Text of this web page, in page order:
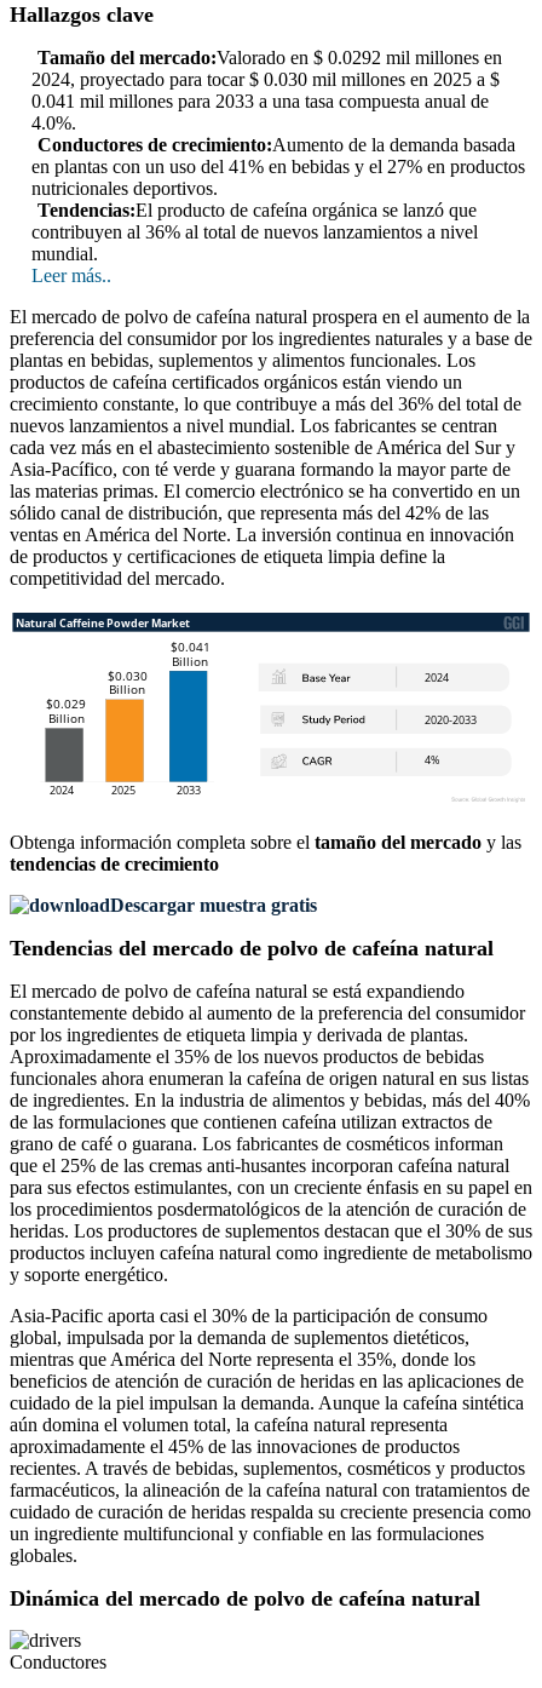
Hallazgos clave
Tamaño del mercado:Valorado en $ 0.0292 mil millones en
2024, proyectado para tocar $ 0.030 mil millones en 2025 a $
0.041 mil millones para 2033 a una tasa compuesta anual de
4.0%.
Conductores de crecimiento:Aumento de la demanda basada
en plantas con un uso del 41% en bebidas y el 27% en productos
nutricionales deportivos.
Tendencias:El producto de cafeína orgánica se lanzó que
contribuyen al 36% al total de nuevos lanzamientos a nivel
mundial.
Leer más..
El mercado de polvo de cafeína natural prospera en el aumento de la
preferencia del consumidor por los ingredientes naturales y a base de
plantas en bebidas, suplementos y alimentos funcionales. Los
productos de cafeína certificados orgánicos están viendo un
crecimiento constante, lo que contribuye a más del 36% del total de
nuevos lanzamientos a nivel mundial. Los fabricantes se centran
cada vez más en el abastecimiento sostenible de América del Sur y
Asia-Pacífico, con té verde y guarana formando la mayor parte de
las materias primas. El comercio electrónico se ha convertido en un
sólido canal de distribución, que representa más del 42% de las
ventas en América del Norte. La inversión continua en innovación
de productos y certificaciones de etiqueta limpia define la
competitividad del mercado.
Obtenga información completa sobre el tamaño del mercado y las
tendencias de crecimiento
Descargar muestra gratis
Tendencias del mercado de polvo de cafeína natural
El mercado de polvo de cafeína natural se está expandiendo
constantemente debido al aumento de la preferencia del consumidor
por los ingredientes de etiqueta limpia y derivada de plantas.
Aproximadamente el 35% de los nuevos productos de bebidas
funcionales ahora enumeran la cafeína de origen natural en sus listas
de ingredientes. En la industria de alimentos y bebidas, más del 40%
de las formulaciones que contienen cafeína utilizan extractos de
grano de café o guarana. Los fabricantes de cosméticos informan
que el 25% de las cremas anti-husantes incorporan cafeína natural
para sus efectos estimulantes, con un creciente énfasis en su papel en
los procedimientos posdermatológicos de la atención de curación de
heridas. Los productores de suplementos destacan que el 30% de sus
productos incluyen cafeína natural como ingrediente de metabolismo
y soporte energético.
Asia-Pacific aporta casi el 30% de la participación de consumo
global, impulsada por la demanda de suplementos dietéticos,
mientras que América del Norte representa el 35%, donde los
beneficios de atención de curación de heridas en las aplicaciones de
cuidado de la piel impulsan la demanda. Aunque la cafeína sintética
aún domina el volumen total, la cafeína natural representa
aproximadamente el 45% de las innovaciones de productos
recientes. A través de bebidas, suplementos, cosméticos y productos
farmacéuticos, la alineación de la cafeína natural con tratamientos de
cuidado de curación de heridas respalda su creciente presencia como
un ingrediente multifuncional y confiable en las formulaciones
globales.
Dinámica del mercado de polvo de cafeína natural
Conductores